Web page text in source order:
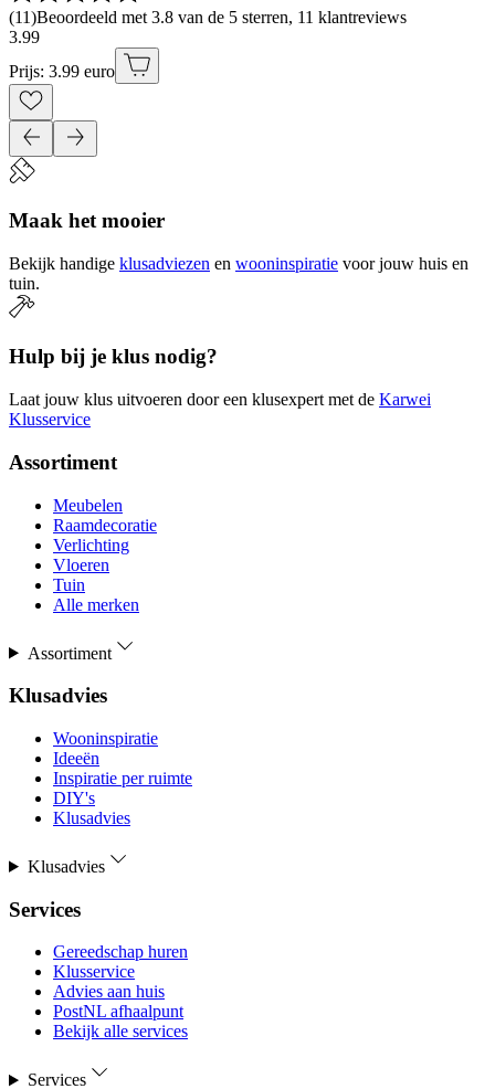
(11)Beoordeeld met 3.8 van de 5 sterren, 11 klantreviews
3.99
Prijs: 3.99 euro
Maak het mooier
Bekijk handige klusadviezen en wooninspiratie voor jouw huis en
tuin.
Hulp bij je klus nodig?
Laat jouw klus uitvoeren door een klusexpert met de Karwei
Klusservice
Assortiment
Meubelen
Raamdecoratie
Verlichting
Vloeren
Tuin
Alle merken
Assortiment
Klusadvies
Wooninspiratie
Ideeën
Inspiratie per ruimte
DIY's
Klusadvies
Klusadvies
Services
Gereedschap huren
Klusservice
Advies aan huis
PostNL afhaalpunt
Bekijk alle services
Services